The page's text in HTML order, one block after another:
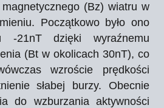
(Bz) wiatru w
Początkowo było ono
-21nT dzięki wyraźnemu
(Bt w okolicach 30nT), co
wzroście prędkości
słabej burzy. Obecnie
do wzburzania aktywności